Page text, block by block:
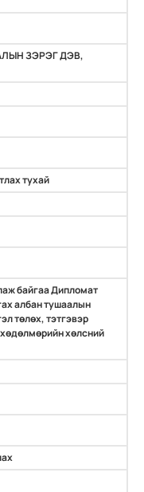
ЗЭРЭГ ДЭВ,
тухай
байгаа Дипломат
албан тушаалын
төлөх, тэтгэвэр
хөлсний